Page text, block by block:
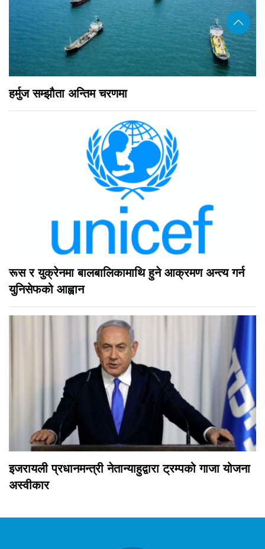
हर्मुज सम्झौता अन्तिम चरणमा
रूस र युक्रेनमा बालबालिकामाथि हुने आक्रमण अन्त्य गर्न
युनिसेफको आह्वान
इजरायली प्रधानमन्त्री नेतान्याहुद्वारा ट्रम्पको गाजा योजना
अस्वीकार